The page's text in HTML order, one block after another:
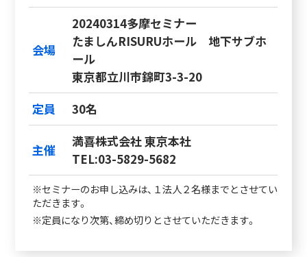
会場
20240314多摩セミナー
たましんRISURUホール 地下サブホ
ール
東京都立川市錦町3-3-20
定員
30名
主催
満喜株式会社 東京本社
TEL:03-5829-5682
※セミナーのお申し込みは、１法人２名様までとさせてい
ただきます。
※定員になり次第、締め切りとさせていただきます。